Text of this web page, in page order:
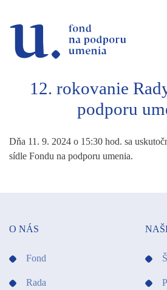
12. rokovanie
podporu
Dňa 11. 9. 2024 o 15:30 hod. sa
sídle Fondu na podporu umenia.
O NÁS
Fond
Rada